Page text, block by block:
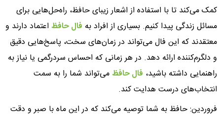
کمک می‌کند تا با استفاده از اشعار زیبای حافظ، راه‌حل‌هایی برای
مسائل زندگی پیدا کنیم. بسیاری از افراد به فال حافظ اعتماد دارند و
معتقدند که این فال می‌تواند در زمان‌های سخت، پاسخ‌هایی دقیق
و دلگرم‌کننده ارائه دهد. در هر زمانی که احساس سردرگمی یا نیاز به
راهنمایی داشته باشید، فال حافظمی‌تواند شما را به سمت
انتخاب‌های درست هدایت کند.
فروردین: حافظ به شما توصیه می‌کند که در این ماه با صبر و دقت